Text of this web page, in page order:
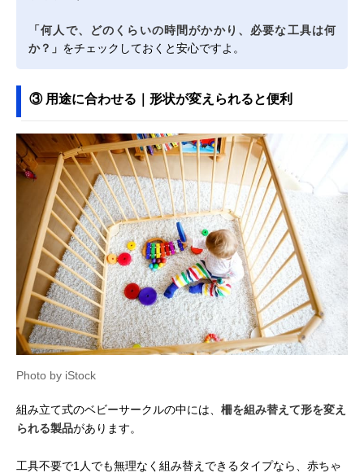
「何人で、どのくらいの時間がかかり、必要な工具は何
か？」 をチェックしておくと安心ですよ。
③ 用途に合わせる｜形状が変えられると便利
Photo by iStock
組み立て式のベビーサークルの中には、 柵を組み替えて形を変え
られる製品があります。
工具不要で1人でも無理なく組み替えできるタイプなら、赤ちゃ